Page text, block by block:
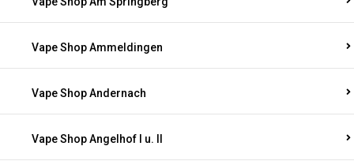
Vape Shop Ammeldingen
Vape Shop Andernach
Vape Shop Angelhof I u. II